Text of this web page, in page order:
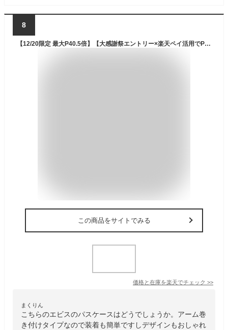
8
【12/20限定 最大P40.5倍】【大感謝祭エントリー×楽天ペイ活用でP10倍】パスケース eb's エビス PASS ARM-NEO/YOKO アーム巻き付けタイプ スノーボード スノボ スキー リフト券ホルダー 腕
この商品をサイトでみる
価格と在庫を楽天でチェック >>
まくりん
こちらのエビスのパスケースはどうでしょうか。アーム巻
き付けタイプなので装着も簡単ですしデザインもおしゃれ